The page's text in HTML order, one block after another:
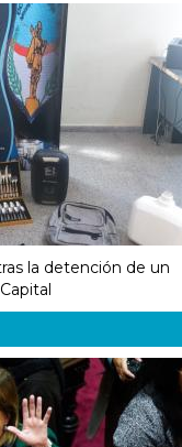
la detención de un